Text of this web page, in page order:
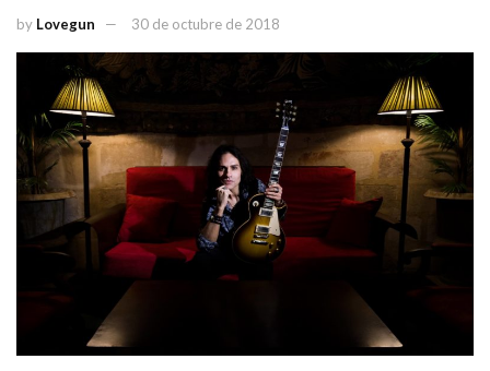
by Lovegun 30 de octubre de 2018